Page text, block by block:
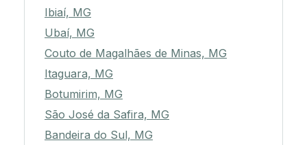
Ibiaí, MG
Ubaí, MG
Couto de Magalhães de Minas, MG
Itaguara, MG
Botumirim, MG
São José da Safira, MG
Bandeira do Sul, MG